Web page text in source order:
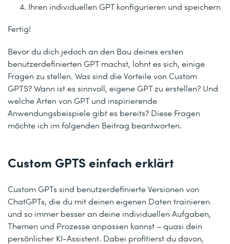
Ihren individuellen GPT konfigurieren und speichern
Fertig!
Bevor du dich jedoch an den Bau deines ersten
benutzerdefinierten GPT machst, lohnt es sich, einige
Fragen zu stellen. Was sind die Vorteile von Custom
GPTS? Wann ist es sinnvoll, eigene GPT zu erstellen? Und
welche Arten von GPT und inspirierende
Anwendungsbeispiele gibt es bereits? Diese Fragen
möchte ich im folgenden Beitrag beantworten.
Custom GPTS einfach erklärt
Custom GPTs sind benutzerdefinierte Versionen von
ChatGPTs, die du mit deinen eigenen Daten trainieren
und so immer besser an deine individuellen Aufgaben,
Themen und Prozesse anpassen kannst – quasi dein
persönlicher KI-Assistent. Dabei profitierst du davon,